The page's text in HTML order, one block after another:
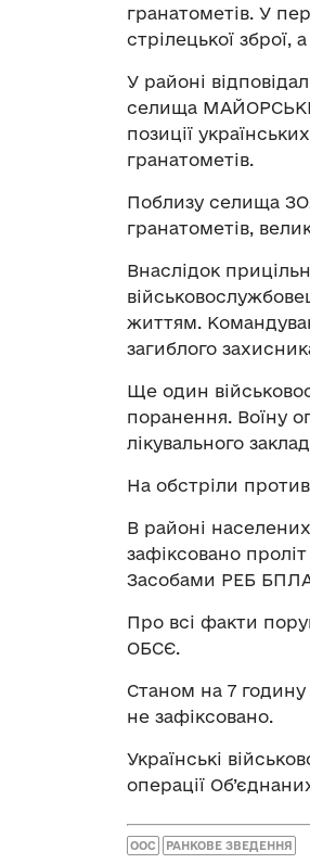
гранатометів. У
стрілецької
У районі
селища МАЙОРСЬКЕ
позиції
гранатометів.
Поблизу селища
гранатометів,
Внаслідок
життям.
загиблого
Ще один
поранення. Воїну
лікувального
На обстріли
В районі
зафіксовано
Засобами РЕБ
Про всі факти
ОБСЄ.
Станом на 7 годину
не зафіксовано.
Українські
операції
ООС РАНКОВЕ ЗВЕДЕННЯ